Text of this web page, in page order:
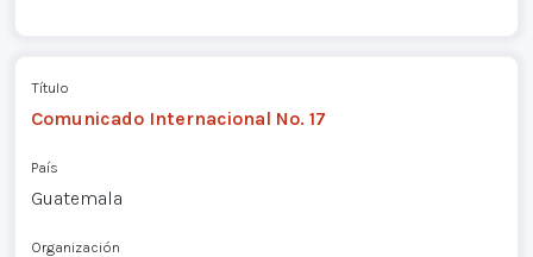
Título
Comunicado Internacional No. 17
País
Guatemala
Organización